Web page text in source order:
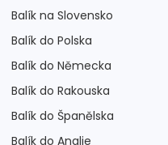
Balík na Slovensko
Balík do Polska
Balík do Německa
Balík do Rakouska
Balík do Španělska
Balík do Anglie